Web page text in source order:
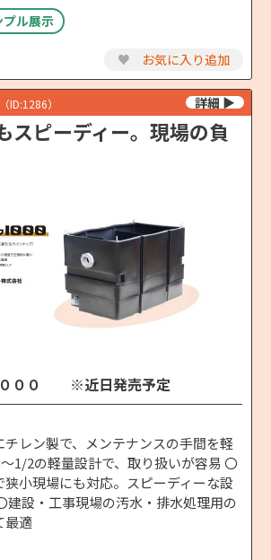
ル展示
♥ お気に入り追加
（ID:1286）
スピーディー。現場の負
０００ ※近日発売予定
レン製で、メンテナンスの手間を軽
1/2の軽量設計で、取り扱いが容易 〇
狭小現場にも対応。スピーディーな設
建設・工事現場の汚水・排水処理用の
最適